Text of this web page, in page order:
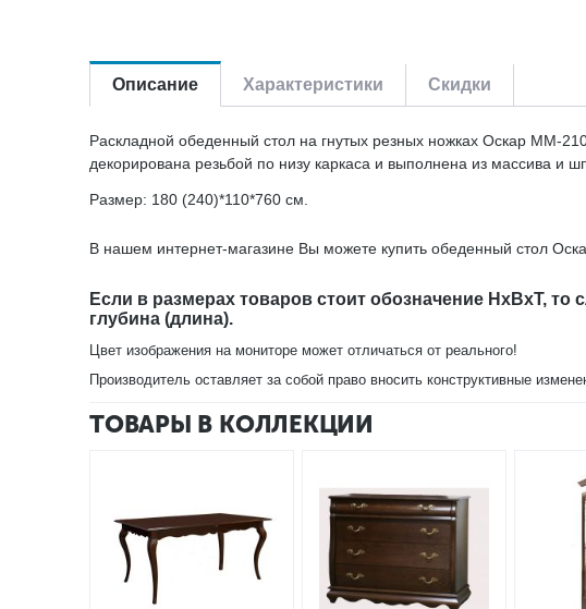
Описание Характеристики Скидки
Раскладной обеденный стол на гнутых резных ножках Оскар ММ-
декорирована резьбой по низу каркаса и выполнена из массива и
Размер: 180 (240)*110*760 см.
В нашем интернет-магазине Вы можете купить обеденный стол
Если в размерах товаров стоит обозначение HxBxT,
глубина (длина).
Цвет изображения на мониторе может отличаться от реального!
Производитель оставляет за собой право вносить конструктивные
ТОВАРЫ В КОЛЛЕКЦИИ